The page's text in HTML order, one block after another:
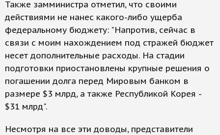
Также замминистра отметил, что своими
действиями не нанес какого-либо ущерба
федеральному бюджету: "Напротив, сейчас в
связи с моим нахождением под стражей бюджет
несет дополнительные расходы. На стадии
подготовки приостановлены крупные решения о
погашении долга перед Мировым банком в
размере $3 млрд, а также Республикой Корея -
$31 млрд".
Несмотря на все эти доводы, представители